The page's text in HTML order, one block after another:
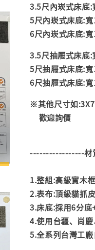
3.5尺內崁式床底:
5尺內崁式床底:
6尺內崁式床底:
3.5尺抽屜式床底:
5尺抽屜式床底:
6尺抽屜式床底:
※其他尺寸如
歡迎詢價
-----------------材
1.整組:高級實木
2.表布:頂級貓抓
3.床底:採用6分底
4.使用台疆、尚
5.全系列台灣工